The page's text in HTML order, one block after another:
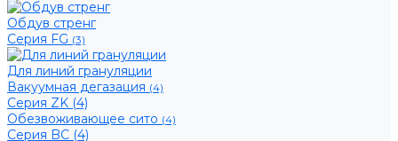
Обдув стренг
Серия FG (3)
Для линий грануляции
Вакуумная дегазация (4)
Серия ZK (4)
Обезвоживающее сито (4)
Серия BC (4)